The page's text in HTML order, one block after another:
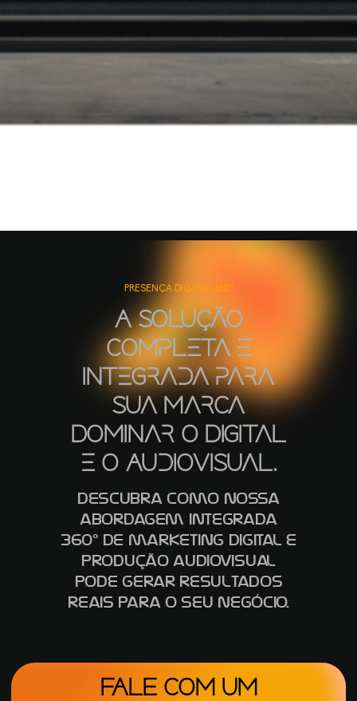
PRESENÇA DIGITAL 360º
A Solução
Completa e
Integrada para
Sua Marca
Dominar o Digital
e o Audiovisual.
Descubra como nossa
abordagem integrada
360º de marketing digital e
produção audiovisual
pode gerar resultados
reais para o seu negócio.
FALE COM UM